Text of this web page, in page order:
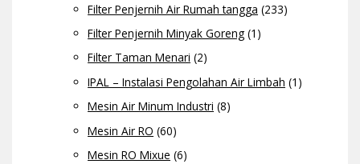
Filter Penjernih Air Rumah tangga (233)
Filter Penjernih Minyak Goreng (1)
Filter Taman Menari (2)
IPAL – Instalasi Pengolahan Air Limbah (1)
Mesin Air Minum Industri (8)
Mesin Air RO (60)
Mesin RO Mixue (6)